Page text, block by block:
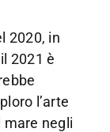
2020, in
2021 è
l’arte
mare negli